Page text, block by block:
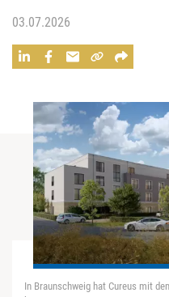
03.07.2026
In Braunschweig hat Cureus mit